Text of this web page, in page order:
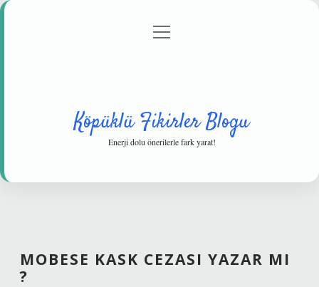
Gizlilik Politikası
menüyü
Köpüklü Fikirler Blogu
Enerji dolu önerilerle fark yarat!
MOBESE KASK CEZASI YAZAR MI
?